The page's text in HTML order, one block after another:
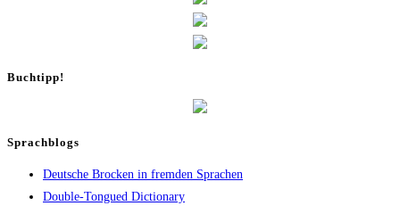
Buch­tipp!
Sprachblogs
Deutsche Brocken in fremden Sprachen
Double-Tongued Dictionary